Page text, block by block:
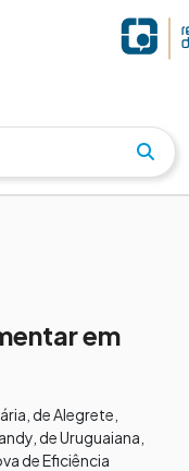
em
de Alegrete,
de Uruguaiana,
de Eficiência